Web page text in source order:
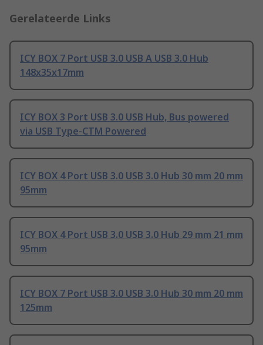
Gerelateerde Links
ICY BOX 7 Port USB 3.0 USB A USB 3.0 Hub
148x35x17mm
ICY BOX 3 Port USB 3.0 USB Hub, Bus powered
via USB Type-CTM Powered
ICY BOX 4 Port USB 3.0 USB 3.0 Hub 30 mm 20 mm
95mm
ICY BOX 4 Port USB 3.0 USB 3.0 Hub 29 mm 21 mm
95mm
ICY BOX 7 Port USB 3.0 USB 3.0 Hub 30 mm 20 mm
125mm